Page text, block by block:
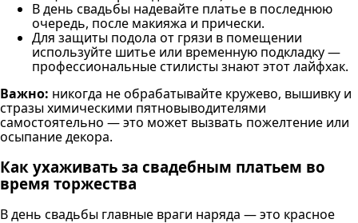
В день свадьбы надевайте платье в последнюю
очередь, после макияжа и прически.
Для защиты подола от грязи в помещении
используйте шитье или временную подкладку —
профессиональные стилисты знают этот лайфхак.
Важно: никогда не обрабатывайте кружево, вышивку и
стразы химическими пятновыводителями
самостоятельно — это может вызвать пожелтение или
осыпание декора.
Как ухаживать за свадебным платьем во
время торжества
В день свадьбы главные враги наряда — это красное